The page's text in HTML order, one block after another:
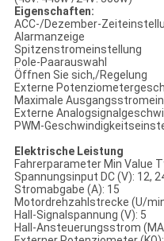
Eigenschaften:
ACC-/Dezember-
Alarmanzeige
Spitzenstromeinstellung
Pole-Paarauswahl
Öffnen Sie sich,/Regelung
Externe
Maximale
Externe
PWM-
Elektrische Leistung
Fahrerparameter Min Value
Spannungsinput DC (V): 12,
Stromabgabe (A): 15
Motordrehzahlstrecke (U/
Hall-Signalspannung (V): 5
Hall-Ansteuerungsstrom